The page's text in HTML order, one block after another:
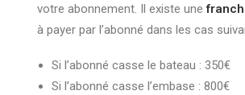
votre abonnement. Il existe une
à payer par l’abonné dans les cas
Si l’abonné casse le bateau : 350€
Si l’abonné casse l’embase : 800€